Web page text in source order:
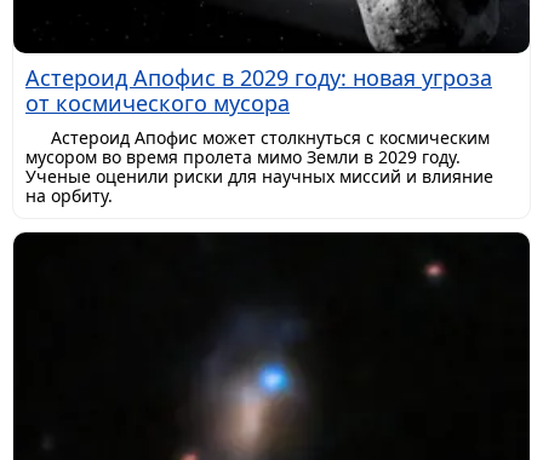
Астероид Апофис в 2029 году: новая угроза
от космического мусора
Астероид Апофис может столкнуться с космическим
мусором во время пролета мимо Земли в 2029 году.
Ученые оценили риски для научных миссий и влияние
на орбиту.